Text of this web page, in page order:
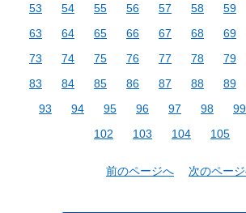
53
54 55 56 57 58 59
63
64 65 66 67 68 69
73
74 75 76 77 78 79
83
84 85 86 87 88 89
93
94 95 96 97 98 99
102
103 104 105
前のページへ 次のペー